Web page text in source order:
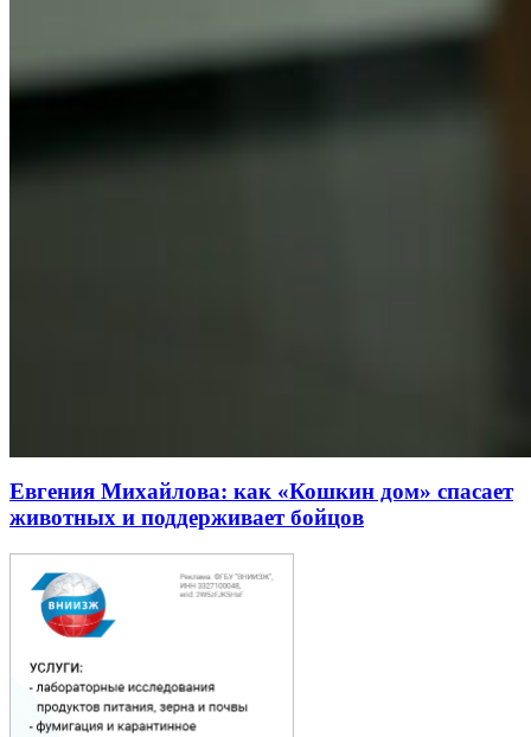
Евгения Михайлова: как «Кошкин дом» спасает
животных и поддерживает бойцов